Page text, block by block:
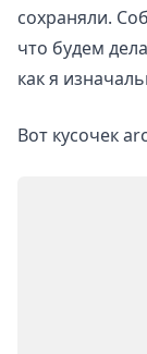
сохраняли.
что будем
как я
Вот кусочек